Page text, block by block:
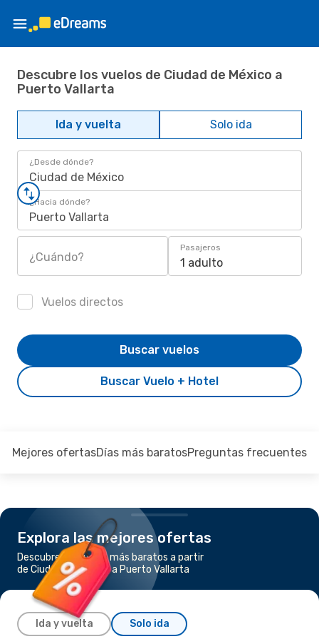
Descubre los vuelos de Ciudad de México a
Puerto Vallarta
Ida y vuelta Solo ida
¿Desde dónde?
Ciudad de México
¿Hacia dónde?
Puerto Vallarta
¿Cuándo?
Pasajeros
1 adulto
Vuelos directos
Buscar Vuelo + Hotel
Buscar vuelos
Mejores ofertasDías más baratosPreguntas frecuentes
Explora las mejores ofertas
Descubre los vuelos más baratos a partir
de Ciudad de México a Puerto Vallarta
Ida y vuelta Solo ida